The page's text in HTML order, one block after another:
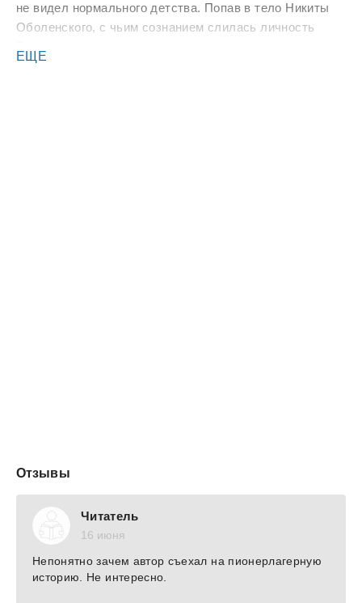
не видел нормального детства. Попав в тело Никиты
Оболенского, с чьим сознанием слилась личность
детскую мечту — стать музыкантом. Для этого есть
ЕЩЕ
Отзывы
Читатель
16 июня
Непонятно зачем автор съехал на пионерлагерную
историю. Не интересно.